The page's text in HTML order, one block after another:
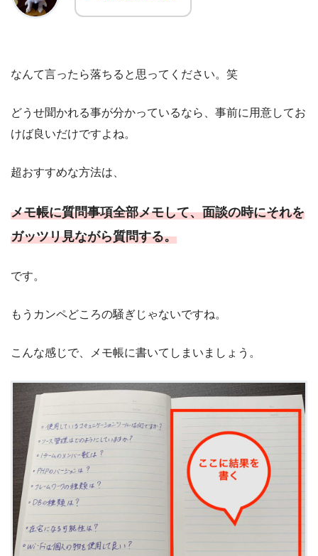
なんて言ったら落ちると思ってください。笑
どうせ聞かれる事が分かっているなら、事前に用意してお
けば良いだけですよね。
超おすすめな方法は、
メモ帳に質問事項全部メモして、面談の時にそれを
ガッツリ見ながら質問する。
です。
もうカンペどころの騒ぎじゃないですね。
こんな感じで、メモ帳に書いてしまいましょう。